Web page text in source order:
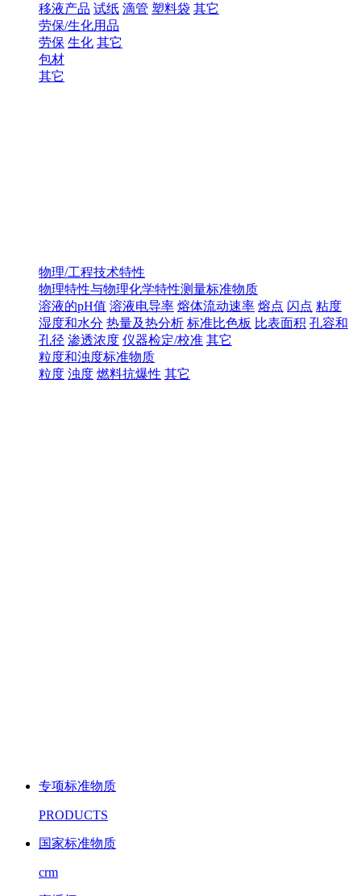
移液产品 试纸 滴管 塑料袋 其它
劳保/生化用品
劳保 生化 其它
包材
其它
物理/工程技术特性
物理特性与物理化学特性测量标准物质
溶液的pH值 溶液电导率 熔体流动速率 熔点 闪点 粘度
湿度和水分 热量及热分析 标准比色板 比表面积 孔容和
孔径 渗透浓度 仪器检定/校准 其它
粒度和浊度标准物质
粒度 浊度 燃料抗爆性 其它
专项标准物质
PRODUCTS
国家标准物质
crm